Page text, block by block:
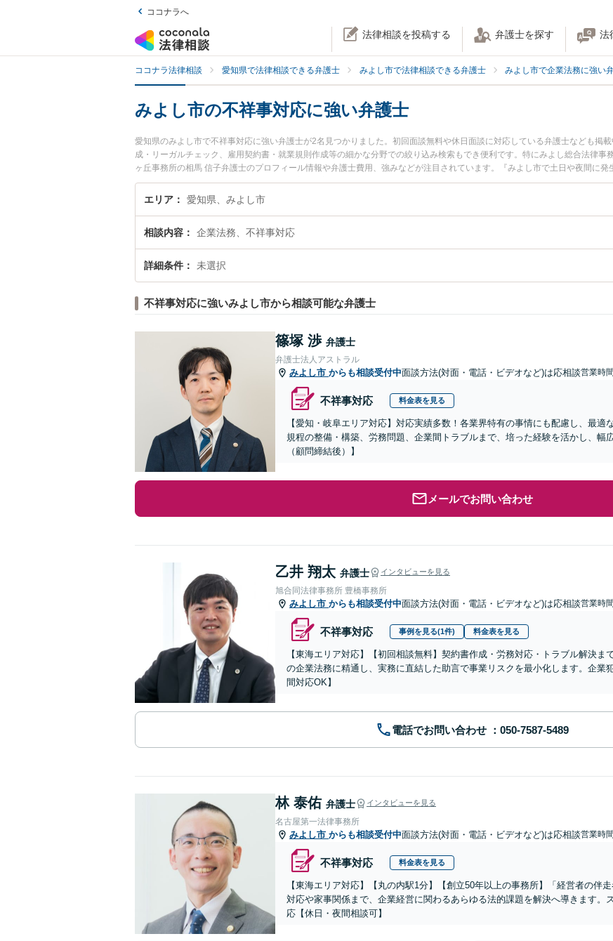
ココナラへ
法律相談を投稿する 弁護士を探す 法
ココナラ法律相談 愛知県で法律相談できる弁護士 みよし市で法律相談できる弁護士 みよし市で企業法務に強い
みよし市の不祥事対応に強い弁護士
愛知県のみよし市で不祥事対応に強い弁護士が2名見つかりました。初回面談無料や休日面談に対応している弁護士なども掲
成・リーガルチェック、雇用契約書・就業規則作成等の細かな分野での絞り込み検索もでき便利です。特にみよし総合法律事
ヶ丘事務所の相馬 信子弁護士のプロフィール情報や弁護士費用、強みなどが注目されています。『みよし市で土日や夜間に
談したい』『不祥事対応のトラブル解決の実績豊富な近くの弁護士を検索したい』『初回相談無料で不祥事対応を法律相談で
困りの相談者さんにおすすめです。
エリア 愛知県、みよし市
相談内容 企業法務、不祥事対応
詳細条件 未選択
不祥事対応に強いみよし市から相談可能な弁護士
篠塚 渉 弁護士
弁護士法人アストラル
みよし市 からも相談受付中面談方法(対面・電話・ビデオなど)は応相談営業時
不祥事対応 料金表を見る
【愛知・岐阜エリア対応】対応実績多数！各業界特有の事情にも配慮し、最
規程の整備・構築、労務問題、企業間トラブルまで、培った経験を活かし、幅
（顧問締結後）】
メールでお問い合わせ
乙井 翔太 弁護士 インタビューを見る
旭合同法律事務所 豊橋事務所
みよし市 からも相談受付中面談方法(対面・電話・ビデオなど)は応相談営業時
不祥事対応 事例を見る(1件) 料金表を見る
【東海エリア対応】【初回相談無料】契約書作成・労務対応・トラブル解決
の企業法務に精通し、実務に直結した助言で事業リスクを最小化します。企業
間対応OK】
電話でお問い合わせ
林 泰佑 弁護士 インタビューを見る
名古屋第一法律事務所
みよし市 からも相談受付中面談方法(対面・電話・ビデオなど)は応相談営業時
不祥事対応 料金表を見る
【東海エリア対応】【丸の内駅1分】【創立50年以上の事務所】「経営者の伴
対応や家事関係まで、企業経営に関わるあらゆる法的課題を解決へ導きます。
応【休日・夜間相談可】